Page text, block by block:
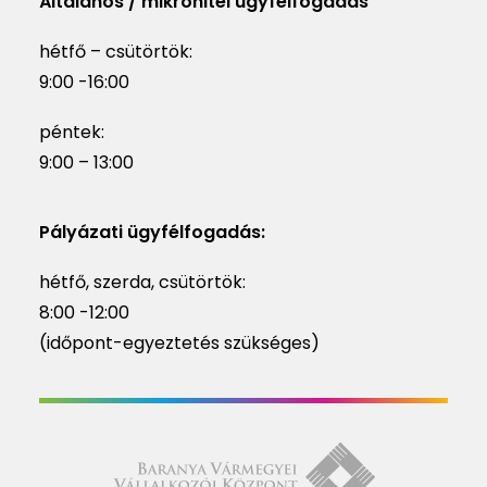
hétfő – csütörtök:
9:00 -16:00
péntek:
9:00 – 13:00
Pályázati ügyfélfogadás:
hétfő, szerda, csütörtök:
8:00 -12:00
(időpont-egyeztetés szükséges)